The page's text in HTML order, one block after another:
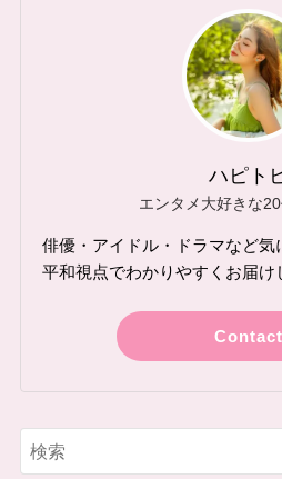
ハピト
エンタメ大好きな
俳優・アイドル・ドラマなど気
平和視点でわかりやすくお届け
Contact